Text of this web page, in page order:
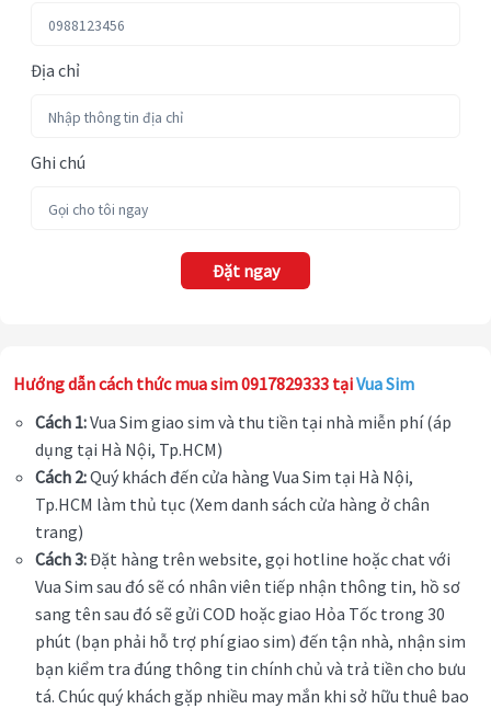
Địa chỉ
Ghi chú
Đặt ngay
Hướng dẫn cách thức mua sim 0917829333 tạiVua Sim
Cách 1:Vua Sim giao sim và thu tiền tại nhà miễn phí (áp
dụng tại Hà Nội, Tp.HCM)
Cách 2:Quý khách đến cửa hàng Vua Sim tại Hà Nội,
Tp.HCM làm thủ tục (Xem danh sách cửa hàng ở chân
trang)
Cách 3:Đặt hàng trên website, gọi hotline hoặc chat với
Vua Sim sau đó sẽ có nhân viên tiếp nhận thông tin, hồ sơ
sang tên sau đó sẽ gửi COD hoặc giao Hỏa Tốc trong 30
phút (bạn phải hỗ trợ phí giao sim) đến tận nhà, nhận sim
bạn kiểm tra đúng thông tin chính chủ và trả tiền cho bưu
tá. Chúc quý khách gặp nhiều may mắn khi sở hữu thuê bao